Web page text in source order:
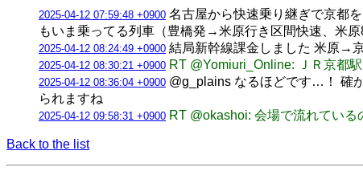
2025-04-12 07:59:48 +0900 名古屋から快速乗り継ぎで京都
もいま乗ってる列車（豊橋発→米原行き区間快速、米
2025-04-12 08:24:49 +0900 結局新幹線課金しました 米原→
2025-04-12 08:30:21 +0900 RT @Yomiuri_Online: ＪＲ京都
2025-04-12 08:36:04 +0900 @g_plains なるほどです…！ 確
られますね
2025-04-12 09:58:31 +0900 RT @okashoi: 会場で流れている
Back to the list